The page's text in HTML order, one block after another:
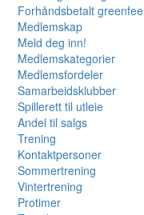
Forhåndsbetalt greenfee
Medlemskap
Meld deg inn!
Medlemskategorier
Medlemsfordeler
Samarbeidsklubber
Spillerett til utleie
Andel til salgs
Trening
Kontaktpersoner
Sommertrening
Vintertrening
Protimer